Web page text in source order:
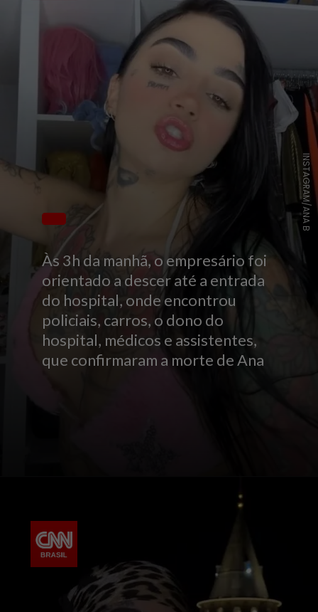
Às 3h da manhã, o empresário foi
orientado a descer até a entrada
do hospital, onde encontrou
policiais, carros, o dono do
hospital, médicos e assistentes,
que confirmaram a morte de Ana
INSTAGRAM/ANA B